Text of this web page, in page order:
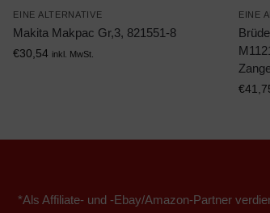
EINE ALTERNATIVE
Makita Makpac Gr,3, 821551-8
€30,54 inkl. MwSt.
EINE
€
*Als Affiliate- und -Ebay/Amazon-Partner